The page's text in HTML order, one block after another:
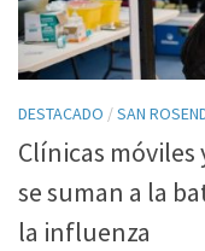
DESTACADO /SAN
Clínicas
se suman a la
la influenza